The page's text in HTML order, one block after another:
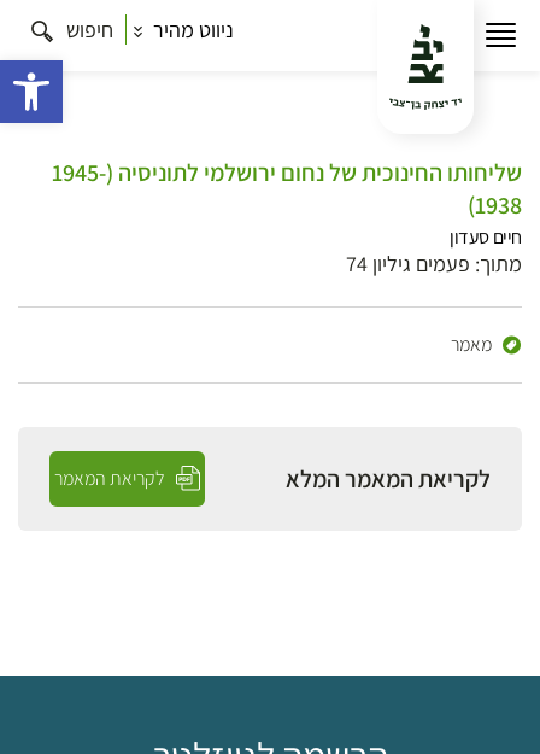
ניווט מהיר חיפוש
שליחותו החינוכית של נחום ירושלמי לתוניסיה (1945-
1938)
חיים סעדון
מתוך: פעמים גיליון 74
מאמר
לקריאת המאמר המלא לקריאת המאמר